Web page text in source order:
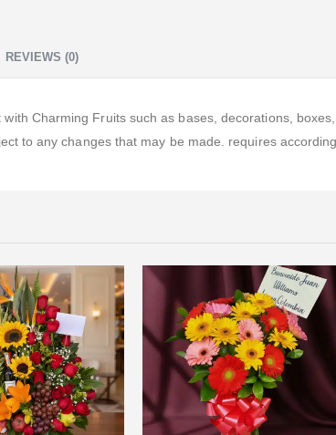
REVIEWS (0)
Charming Fruits such as bases, decorations,
to any changes that may be made. requires